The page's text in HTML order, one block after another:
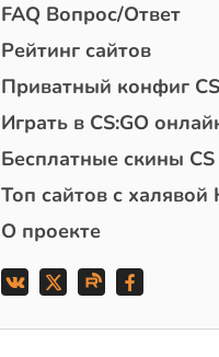
FAQ Вопрос/Ответ
Рейтинг сайтов
Приватный конфиг
Играть в CS:GO
Бесплатные скины CS
Топ сайтов с халявой
О проекте